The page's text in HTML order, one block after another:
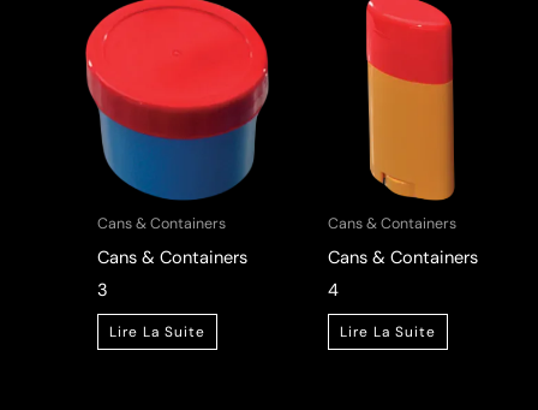
Cans & Containers
Cans & Containers
3
Lire La Suite
Cans & Containers
Cans & Containers
4
Lire La Suite